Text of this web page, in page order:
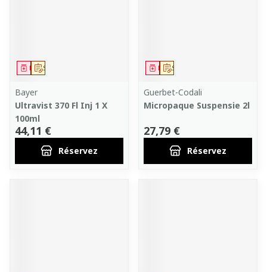
Sur prescription
Médicament
Bayer
Ultravist 370 Fl Inj 1 X
100ml
44,11 €
Réservez
Sur prescription
Médicament
Guerbet-Codali
Micropaque Suspensie 2l
27,79 €
Réservez